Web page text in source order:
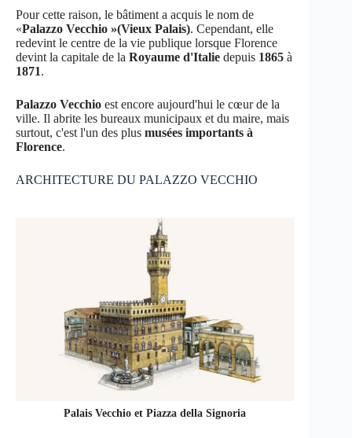
Pour cette raison, le bâtiment a acquis le nom de
«Palazzo Vecchio »(Vieux Palais). Cependant, elle
redevint le centre de la vie publique lorsque Florence
devint la capitale de la Royaume d'Italie depuis 1865 à
1871.
Palazzo Vecchio est encore aujourd'hui le cœur de la
ville. Il abrite les bureaux municipaux et du maire, mais
surtout, c'est l'un des plus musées importants à
Florence.
ARCHITECTURE DU PALAZZO VECCHIO
Palais Vecchio et Piazza della Signoria